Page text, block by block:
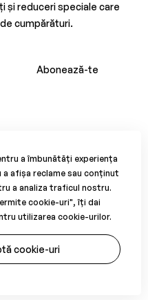
și reduceri speciale care
cumpărături.
Abonează-te
a îmbunătăți experiența
a afișa reclame sau conținut
a analiza traficul nostru.
cookie-uri", îți dai
utilizarea cookie-urilor.
cookie-uri